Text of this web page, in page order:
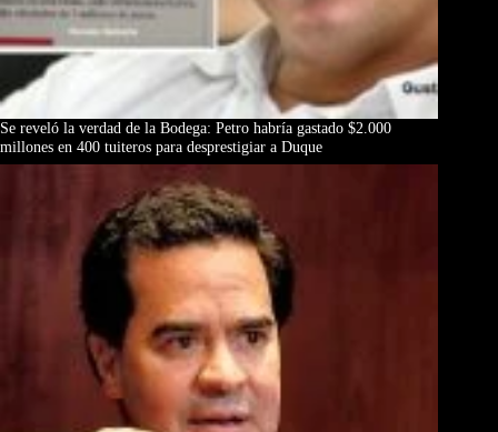
Se reveló la verdad de la Bodega: Petro habría gastado $2.000
millones en 400 tuiteros para desprestigiar a Duque